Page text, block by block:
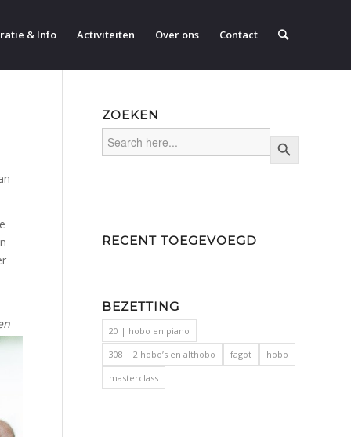
& Info Activiteiten Over ons Contact
ZOEKEN
Search
for:
Search Button
RECENT TOEGEVOEGD
BEZETTING
20 | hobo en piano
308 | 2 hobo’s en althobo
fagot
hobo
masterclass